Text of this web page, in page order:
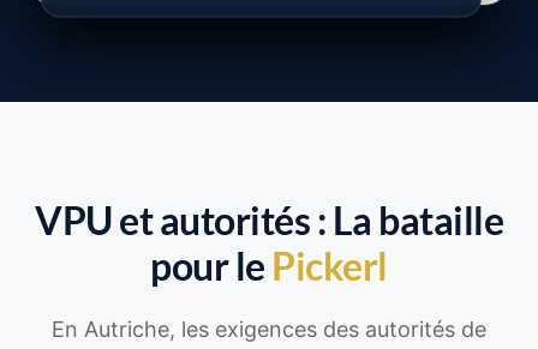
VPU et autorités : La bataille
pour le Pickerl
En Autriche, les exigences des autorités de